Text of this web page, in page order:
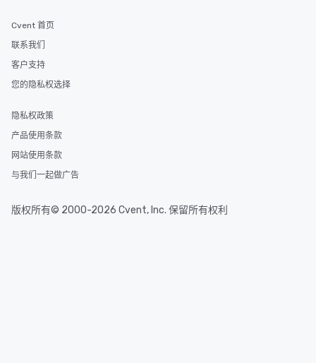
Cvent 首页
联系我们
客户支持
您的隐私权选择
隐私权政策
产品使用条款
网站使用条款
与我们一起做广告
版权所有© 2000-2026 Cvent, Inc. 保留所有权利